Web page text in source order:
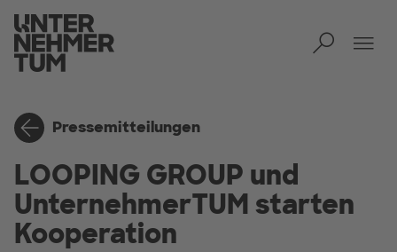
Pressemitteilungen
LOOPING GROUP und
UnternehmerTUM starten
Kooperation